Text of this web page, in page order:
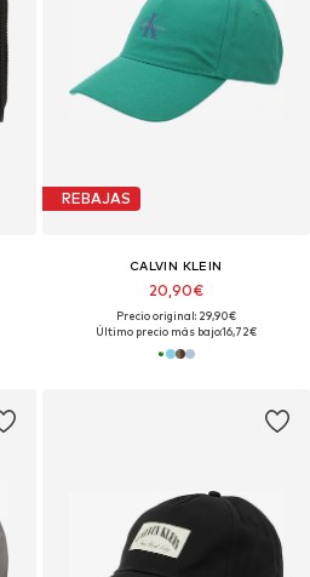
REBAJAS
CALVIN KLEIN
20,90€
Precio original: 29,90€
Último precio más bajo:16,72€